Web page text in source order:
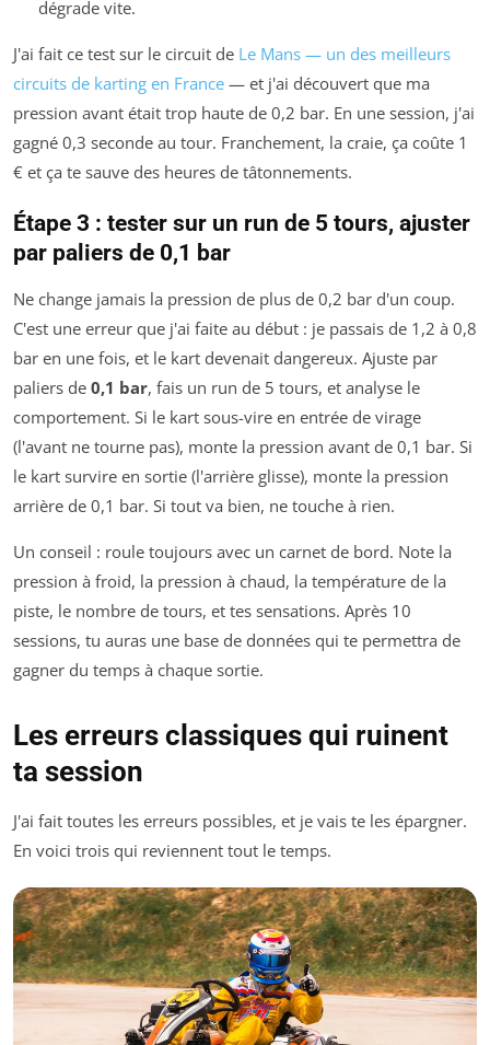
dégrade vite.
J'ai fait ce test sur le circuit de Le Mans — un des meilleurs
circuits de karting en France — et j'ai découvert que ma
pression avant était trop haute de 0,2 bar. En une session, j'ai
gagné 0,3 seconde au tour. Franchement, la craie, ça coûte 1
€ et ça te sauve des heures de tâtonnements.
Étape 3 : tester sur un run de 5 tours, ajuster
par paliers de 0,1 bar
Ne change jamais la pression de plus de 0,2 bar d'un coup.
C'est une erreur que j'ai faite au début : je passais de 1,2 à 0,8
bar en une fois, et le kart devenait dangereux. Ajuste par
paliers de 0,1 bar, fais un run de 5 tours, et analyse le
comportement. Si le kart sous-vire en entrée de virage
(l'avant ne tourne pas), monte la pression avant de 0,1 bar. Si
le kart survire en sortie (l'arrière glisse), monte la pression
arrière de 0,1 bar. Si tout va bien, ne touche à rien.
Un conseil : roule toujours avec un carnet de bord. Note la
pression à froid, la pression à chaud, la température de la
piste, le nombre de tours, et tes sensations. Après 10
sessions, tu auras une base de données qui te permettra de
gagner du temps à chaque sortie.
Les erreurs classiques qui ruinent
ta session
J'ai fait toutes les erreurs possibles, et je vais te les épargner.
En voici trois qui reviennent tout le temps.